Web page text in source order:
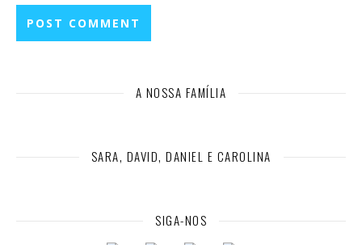
A NOSSA FAMÍLIA
SARA, DAVID, DANIEL E CAROLINA
SIGA-NOS